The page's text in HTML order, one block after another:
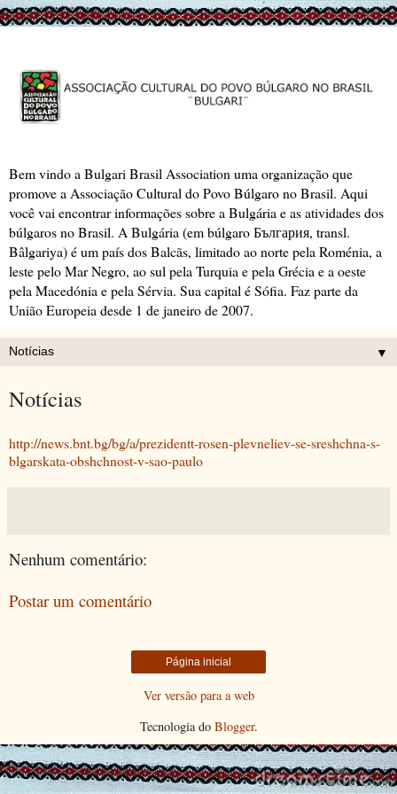
Bem vindo a Bulgari Brasil Association uma organização que
promove a Associação Cultural do Povo Búlgaro no Brasil. Aqui
você vai encontrar informações sobre a Bulgária e as atividades dos
búlgaros no Brasil. A Bulgária (em búlgaro България, transl.
Bâlgariya) é um país dos Balcãs, limitado ao norte pela Roménia, a
leste pelo Mar Negro, ao sul pela Turquia e pela Grécia e a oeste
pela Macedónia e pela Sérvia. Sua capital é Sófia. Faz parte da
União Europeia desde 1 de janeiro de 2007.
▼
Notícias
http://news.bnt.bg/bg/a/prezidentt-rosen-plevneliev-se-sreshchna-s-
blgarskata-obshchnost-v-sao-paulo
Nenhum comentário:
Postar um comentário
Página inicial
Ver versão para a web
Tecnologia do Blogger.